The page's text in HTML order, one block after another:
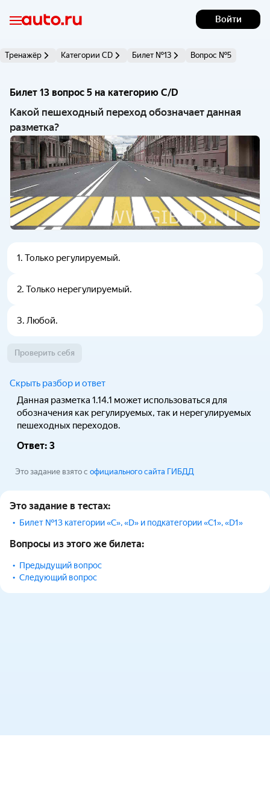
Войти
Тренажёр Категории CD Билет №13 Вопрос №5
Билет 13 вопрос 5 на категорию C/D
Какой пешеходный переход обозначает данная
разметка?
1. Только регулируемый.
2. Только нерегулируемый.
3. Любой.
Проверить себя
Скрыть разбор и ответ
Данная разметка 1.14.1 может использоваться для
обозначения как регулируемых, так и нерегулируемых
пешеходных переходов.
Ответ: 3
Это задание взято с официального сайта ГИБДД
Это задание в тестах:
Билет №13 категории «С», «D» и подкатегории «С1», «D1»
Вопросы из этого же билета:
Предыдущий вопрос
Следующий вопрос